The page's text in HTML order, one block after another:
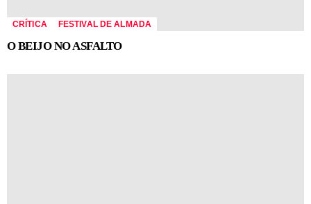
CRÍTICA FESTIVAL DE ALMADA
O BEIJO NO ASFALTO